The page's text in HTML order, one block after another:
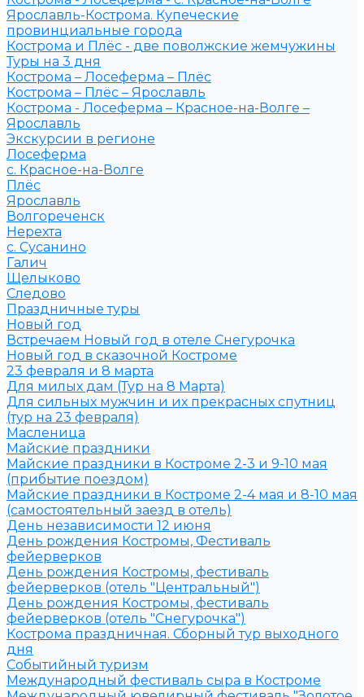
Ярославль-Кострома. Купеческие
провинциальные города
Кострома и Плёс - две поволжские жемчужины
Туры на 3 дня
Кострома – Лосеферма – Плёс
Кострома – Плёс – Ярославль
Кострома - Лосеферма – Красное-на-Волге –
Ярославль
Экскурсии в регионе
Лосеферма
с. Красное-на-Волге
Плёс
Ярославль
Волгореченск
Нерехта
с. Сусанино
Галич
Щелыково
Следово
Праздничные туры
Новый год
Встречаем Новый год в отеле Снегурочка
Новый год в сказочной Костроме
23 февраля и 8 марта
Для милых дам (Тур на 8 Марта)
Для сильных мужчин и их прекрасных спутниц
(тур на 23 февраля)
Масленица
Майские праздники
Майские праздники в Костроме 2-3 и 9-10 мая
(прибытие поездом)
Майские праздники в Костроме 2-4 мая и 8-10 мая
(самостоятельный заезд в отель)
День независимости 12 июня
День рождения Костромы, Фестиваль
фейерверков
День рождения Костромы, фестиваль
фейерверков (отель "Центральный")
День рождения Костромы, фестиваль
фейерверков (отель "Снегурочка")
Кострома праздничная. Сборный тур выходного
дня
Событийный туризм
Международный фестиваль сыра в Костроме